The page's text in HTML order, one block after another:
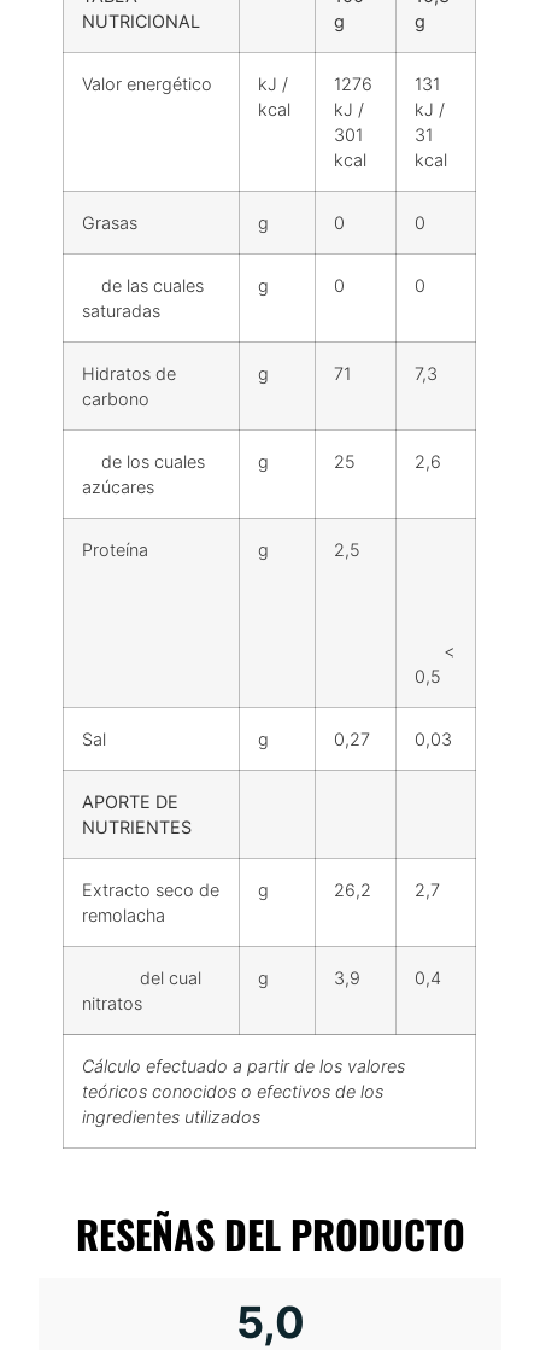
NUTRICIONAL
g
g
Valor energético
kJ /
kcal
1276
kJ /
301
kcal
131
kJ /
31
kcal
Grasas g 0 0
de las cuales
saturadas
g 0 0
Hidratos de
carbono
g 71 7,3
de los cuales
azúcares
g 25 2,6
Proteína g 2,5
<
0,5
Sal g 0,27 0,03
APORTE DE
NUTRIENTES
Extracto seco de
remolacha
g 26,2 2,7
del cual
nitratos
g 3,9 0,4
Cálculo efectuado a partir de los valores
teóricos conocidos o efectivos de los
ingredientes utilizados
RESEÑAS DEL PRODUCTO
5,0